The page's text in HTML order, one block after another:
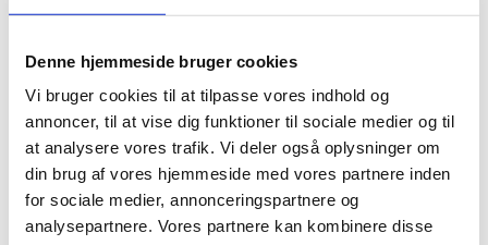
Denne hjemmeside bruger cookies
Vi bruger cookies til at tilpasse vores indhold og
annoncer, til at vise dig funktioner til sociale medier og til
at analysere vores trafik. Vi deler også oplysninger om
din brug af vores hjemmeside med vores partnere inden
for sociale medier, annonceringspartnere og
analysepartnere. Vores partnere kan kombinere disse
Wallshop.dk
Gastrobutikken ApS
Rømersvej 33
7430 Ikast
CVR: 38952986
Telefon træffetid:
Tlf.71 99 30 98